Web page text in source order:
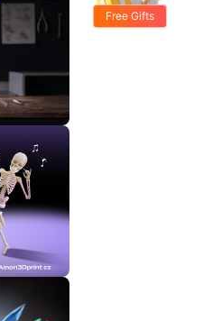
Free Gifts